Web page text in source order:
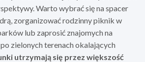
Warto wybrać się na spacer
zorganizować rodzinny piknik w
lub zaprosić znajomych na
zielonych terenach okalających
utrzymają się przez większość